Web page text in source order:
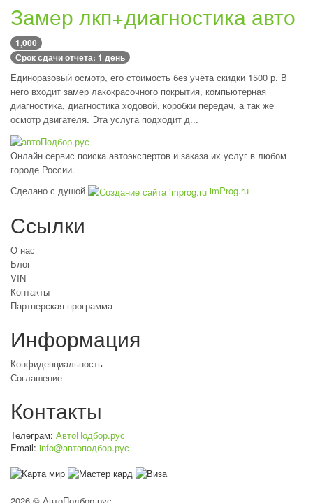
Замер лкп+диагностика авто
1,000
Срок сдачи отчета: 1 день
Единоразовый осмотр, его стоимость без учёта скидки 1500 р. В
него входит замер лакокрасочного покрытия, компьютерная
диагностика, диагностика ходовой, коробки передач, а так же
осмотр двигателя. Эта услуга подходит д...
Онлайн сервис поиска автоэкспертов и заказа их услуг в любом
городе России.
Сделано с душой
imProg.ru
Ссылки
О нас
Блог
VIN
Контакты
Партнерская программа
Информация
Конфиденциальность
Соглашение
Контакты
Телеграм: АвтоПодбор.рус
Email: info@автоподбор.рус